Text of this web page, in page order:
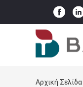
Αρχική Σελίδα